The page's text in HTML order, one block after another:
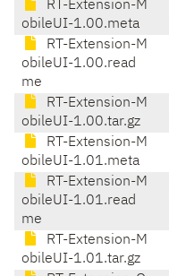
RT-Extension-M
obileUI-1.00.meta
RT-Extension-M
obileUI-1.00.read
me
RT-Extension-M
obileUI-1.00.tar.gz
RT-Extension-M
obileUI-1.01.meta
RT-Extension-M
obileUI-1.01.read
me
RT-Extension-M
obileUI-1.01.tar.gz